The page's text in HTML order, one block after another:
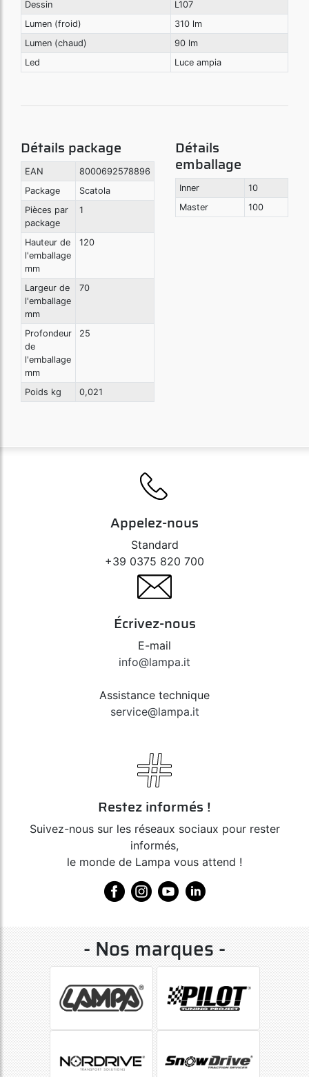
Dessin
L107
Lumen (froid)
310 lm
Lumen (chaud)
90 lm
Led
Luce ampia
Détails package
EAN
8000692578896
Package
Scatola
Pièces par
package
1
Hauteur de
l'emballage
mm
120
Largeur de
l'emballage
mm
70
Profondeur
de
l'emballage
mm
25
Poids kg 0,021
Détails
emballage
Inner
10
Master
100
Appelez-nous
Standard
+39 0375 820 700
Écrivez-nous
E-mail
info@lampa.it
Assistance technique
service@lampa.it
Restez informés !
Suivez-nous sur les réseaux sociaux pour rester
informés,
le monde de Lampa vous attend !
- Nos marques -